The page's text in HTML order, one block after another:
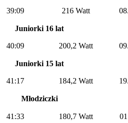
39:09 216 Watt
Juniorki 16 lat
40:09 200,2 Watt
Juniorki 15 lat
41:17 184,2 Watt
Młodziczki
41:33 180,7 Watt